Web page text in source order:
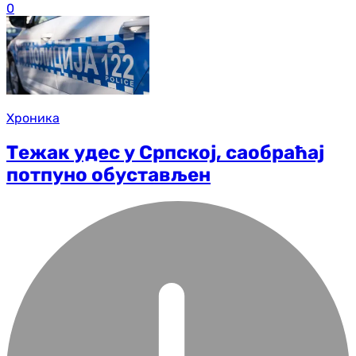
0
Хроника
Тежак удес у Српској, саобраћај
потпуно обустављен